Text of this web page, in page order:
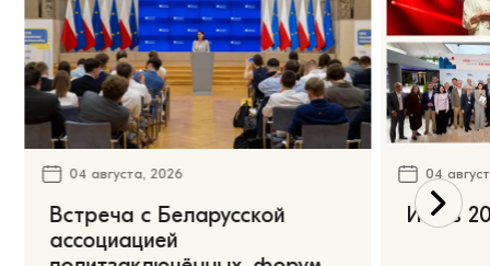
04 августа, 2026
Встреча с Беларусской
ассоциацией
04
Июль